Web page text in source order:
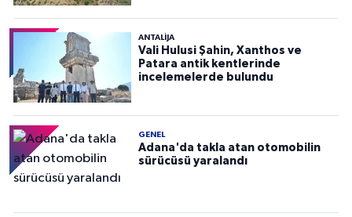
ANTALIJA
Vali Hulusi Şahin, Xanthos ve
Patara antik kentlerinde
incelemelerde bulundu
GENEL
Adana'da takla atan otomobilin
sürücüsü yaralandı